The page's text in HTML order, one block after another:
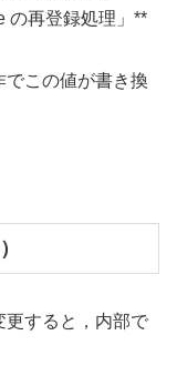
の再登録処理」**
この値が書き換
更すると，内部で